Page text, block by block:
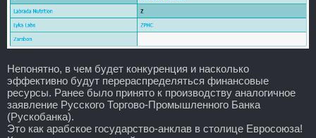
Непонятно, в чем будет конкуренция и насколько
эффективно будут перераспределяться финансовые
ресурсы. Ранее было принято к производству аналогичное
заявление Русского Торгово-Промышленного Банка
(Рускобанка).
Это как арабское государство-анклав в столице Евросоюза!